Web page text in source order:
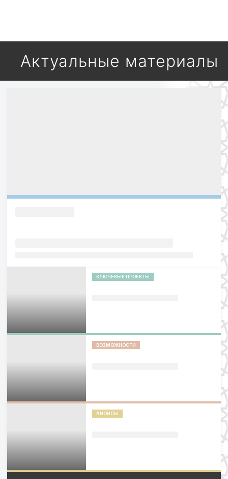
Актуальные материалы
КЛЮЧЕВЫЕ ПРОЕКТЫ
ВОЗМОЖНОСТИ
АНОНСЫ